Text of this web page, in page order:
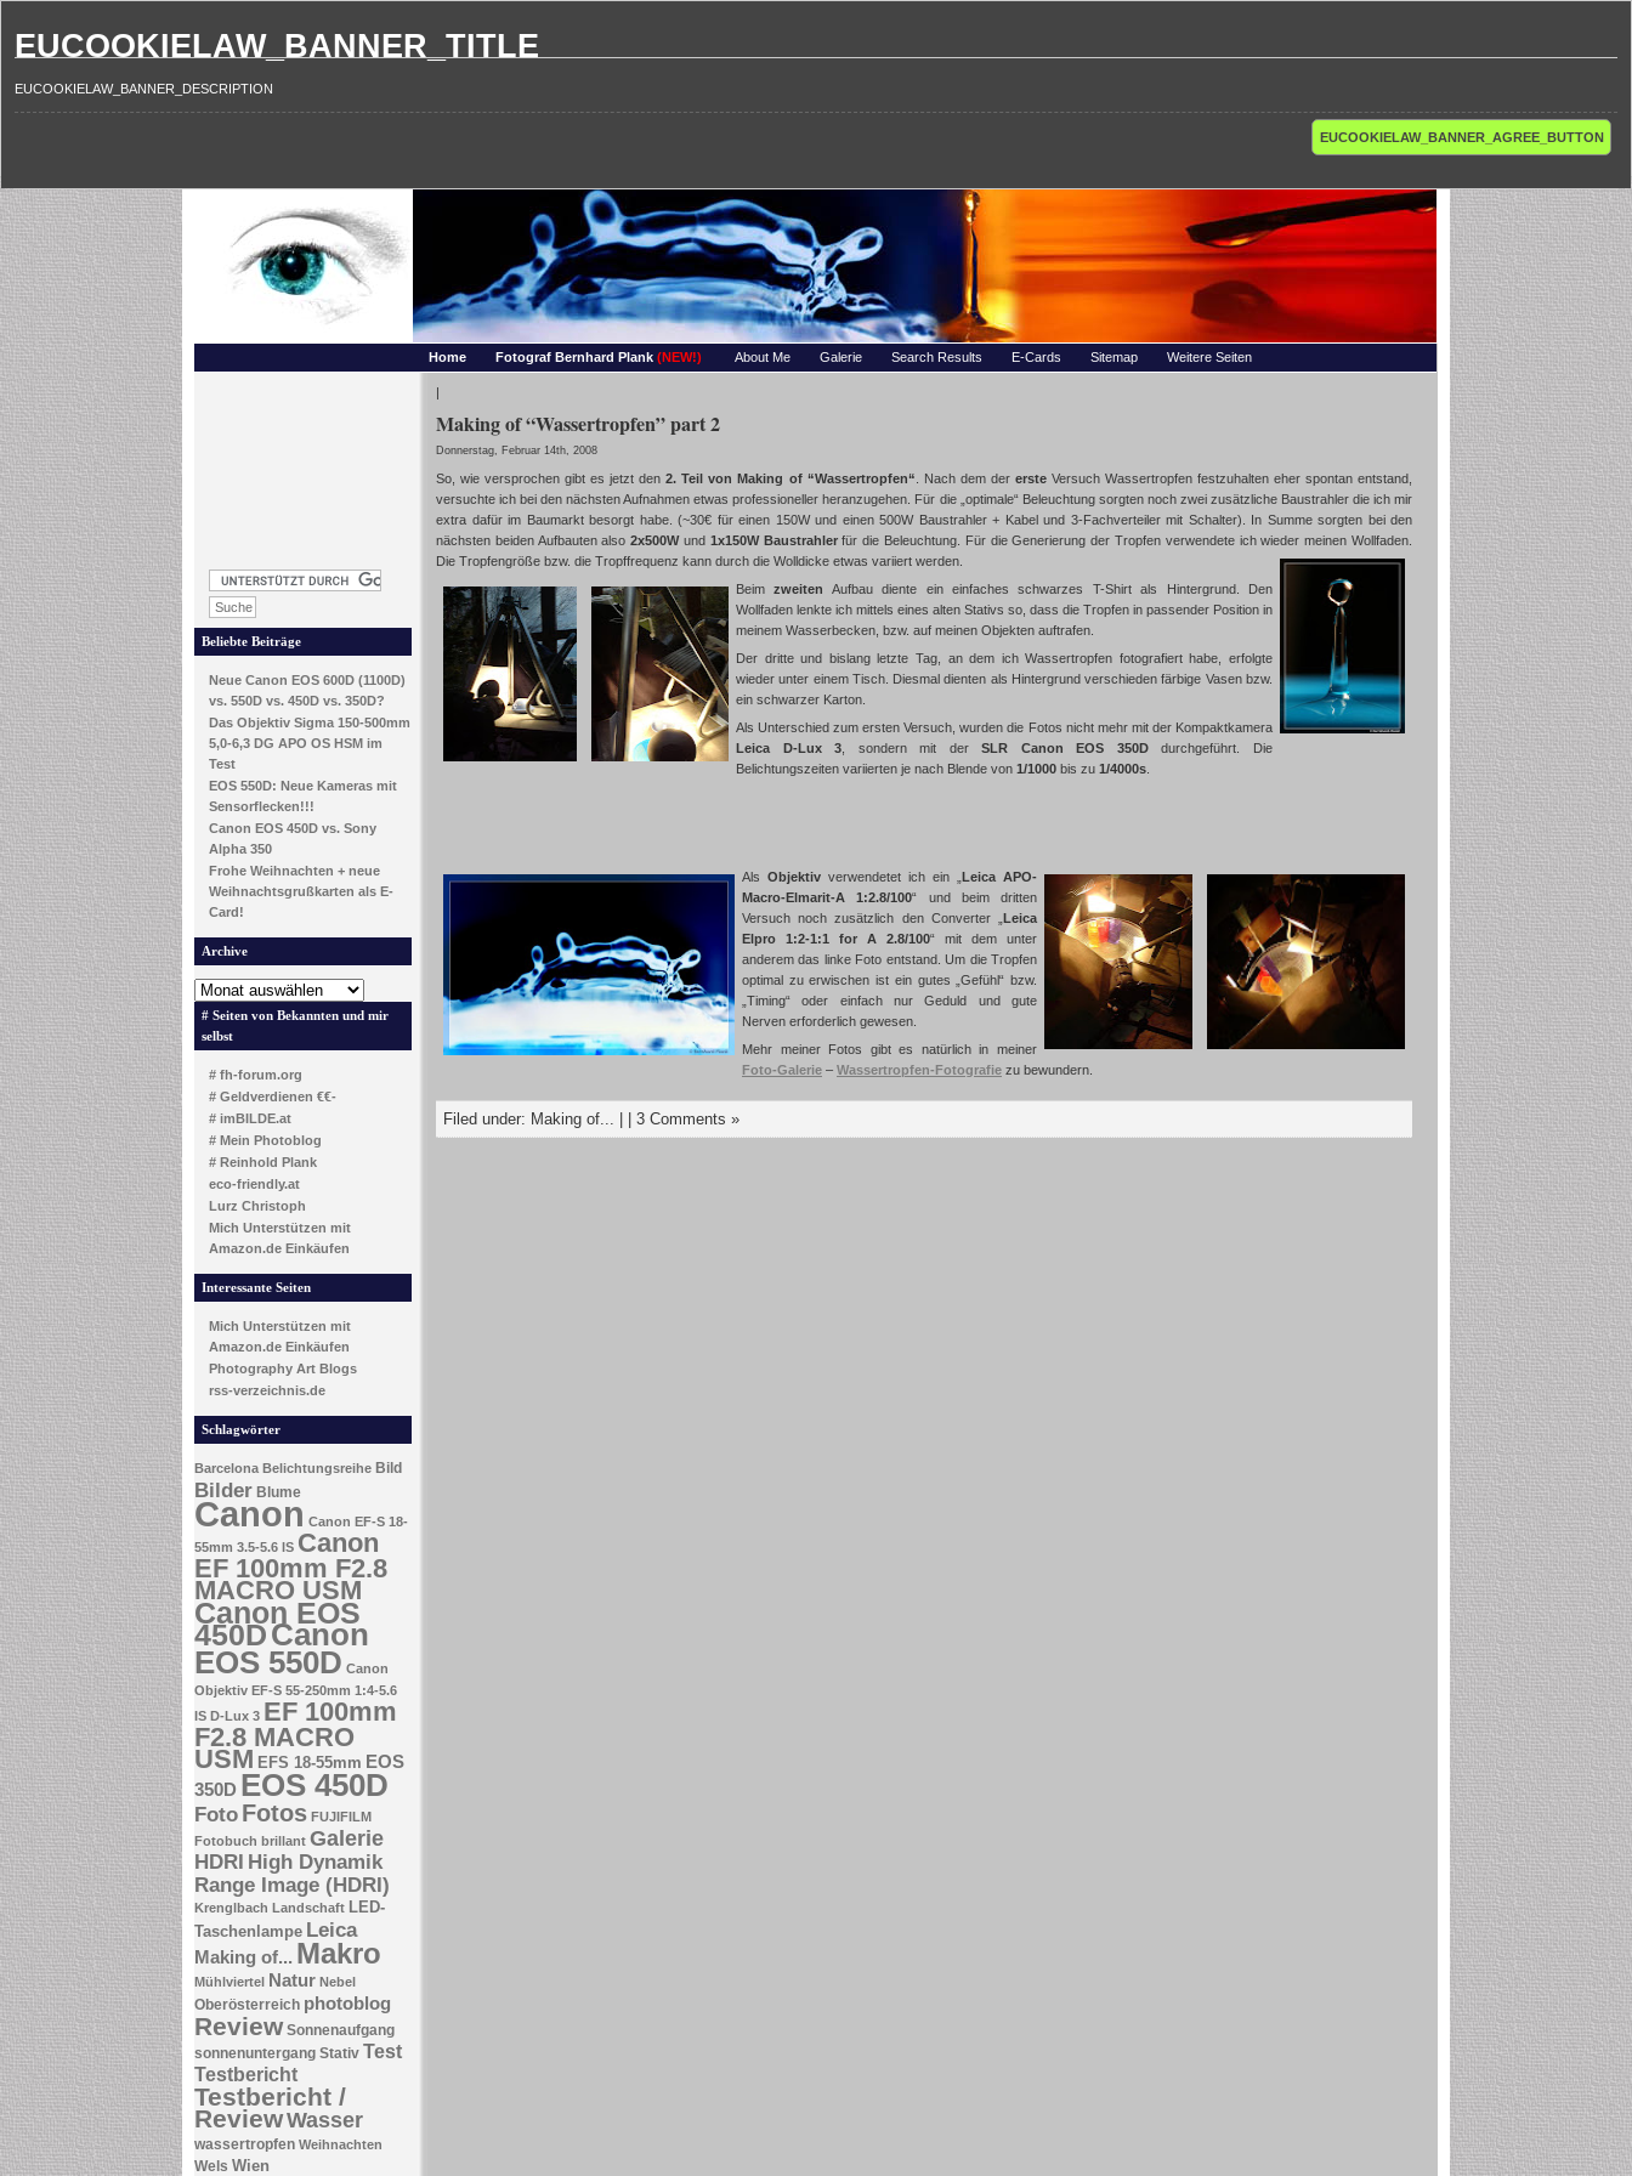
EUCOOKIELAW_BANNER_TITLE
EUCOOKIELAW_BANNER_DESCRIPTION
EUCOOKIELAW_BANNER_AGREE_BUTTON
Home Fotograf Bernhard Plank (NEW!) About Me Galerie Search Results E-Cards Sitemap Weitere Seiten
Beliebte Beiträge
Neue Canon EOS 600D (1100D)
vs. 550D vs. 450D vs. 350D?
Das Objektiv Sigma 150-500mm
5,0-6,3 DG APO OS HSM im
Test
EOS 550D: Neue Kameras mit
Sensorflecken!!!
Canon EOS 450D vs. Sony
Alpha 350
Frohe Weihnachten + neue
Weihnachtsgrußkarten als E-
Card!
Archive
# Seiten von Bekannten und mir
selbst
# fh-forum.org
# Geldverdienen €€-
# imBILDE.at
# Mein Photoblog
# Reinhold Plank
eco-friendly.at
Lurz Christoph
Mich Unterstützen mit
Amazon.de Einkäufen
Interessante Seiten
Mich Unterstützen mit
Amazon.de Einkäufen
Photography Art Blogs
rss-verzeichnis.de
Schlagwörter
Barcelona Belichtungsreihe Bild
Bilder Blume
Canon Canon EF-S 18-
55mm 3.5-5.6 IS Canon
EF 100mm F2.8
MACRO USM
Canon EOS
450DCanon
EOS 550D Canon
Objektiv EF-S 55-250mm 1:4-5.6
IS D-Lux 3 EF 100mm
F2.8 MACRO
USM EFS 18-55mm EOS
350D EOS 450D
Foto Fotos FUJIFILM
Fotobuch brillant Galerie
HDRI High Dynamik
Range Image (HDRI)
Krenglbach Landschaft LED-
Taschenlampe Leica
Making of... Makro
Mühlviertel Natur Nebel
Oberösterreich photoblog
Review Sonnenaufgang
sonnenuntergang Stativ Test
Testbericht
Testbericht /
ReviewWasser
wassertropfen Weihnachten
Wels Wien
|
Making of “Wassertropfen” part 2
Donnerstag, Februar 14th, 2008
So, wie versprochen gibt es jetzt den2. Teil von Making of “Wassertropfen“ . Nach dem der ersteVersuch Wassertropfen festzuhalten eher spontan entstand,
versuchte ich bei den nächsten Aufnahmen etwas professioneller heranzugehen. Für die „optimale“ Beleuchtung sorgten noch zwei zusätzliche Baustrahler die ich mir
extra dafür im Baumarkt besorgt habe. (~30€ für einen 150W und einen 500W Baustrahler + Kabel und 3-Fachverteiler mit Schalter). In Summe sorgten bei den
nächsten beiden Aufbauten also2x500Wund 1x150W Baustrahlerfür die Beleuchtung. Für die Generierung der Tropfen verwendete ich wieder meinen Wollfaden.
Die Tropfengröße bzw. die Tropffrequenz kann durch die Wolldicke etwas variiert werden.
Beimzweiten
Aufbau diente ein einfaches schwarzes T-Shirt als Hintergrund. Den
Wollfaden lenkte ich mittels eines alten Stativs so, dass die Tropfen in passender Position in
meinem Wasserbecken, bzw. auf meinen Objekten auftrafen.
Der dritte und bislang letzte Tag, an dem ich Wassertropfen fotografiert habe, erfolgte
wieder unter einem Tisch. Diesmal dienten als Hintergrund verschieden färbige Vasen bzw.
ein schwarzer Karton.
Als Unterschied zum ersten Versuch, wurden die Fotos nicht mehr mit der Kompaktkamera
Leica D-Lux 3 , sondern mit derSLR Canon EOS 350Ddurchgeführt. Die
Belichtungszeiten variierten je nach Blende von 1/1000 bis zu 1/4000s
Als Objektiv verwendetet ich ein „ Leica APO-
Macro-Elmarit-A 1:2.8/100“ und beim dritten
Versuch noch zusätzlich den Converter „ Leica
Elpro 1:2-1:1 for A 2.8/100“ mit dem unter
anderem das linke Foto entstand. Um die Tropfen
optimal zu erwischen ist ein gutes „Gefühl“ bzw.
„Timing“ oder einfach nur Geduld und gute
Nerven erforderlich gewesen.
Mehr meiner Fotos gibt es natürlich in meiner
Foto-Galerie – Wassertropfen-Fotografie zu bewundern.
Filed under: Making of... 3 Comments »